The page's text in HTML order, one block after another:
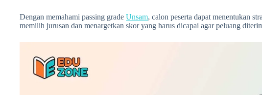
Dengan memahami passing grade Unsam, calon peserta dapat menentukan
memilih jurusan dan menargetkan skor yang harus dicapai agar peluang